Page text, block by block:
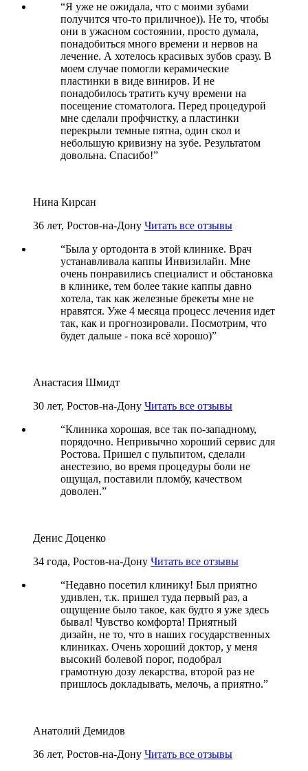
“Я уже не ожидала, что с моими зубами
получится что-то приличное)). Не то, чтобы
они в ужасном состоянии, просто думала,
понадобиться много времени и нервов на
лечение. А хотелось красивых зубов сразу. В
моем случае помогли керамические
пластинки в виде виниров. И не
понадобилось тратить кучу времени на
посещение стоматолога. Перед процедурой
мне сделали профчистку, а пластинки
перекрыли темные пятна, один скол и
небольшую кривизну на зубе. Результатом
довольна. Спасибо!”
Нина Кирсан
36 лет, Ростов-на-Дону Читать все отзывы
“Была у ортодонта в этой клинике. Врач
устанавливала каппы Инвизилайн. Мне
очень понравились специалист и обстановка
в клинике, тем более такие каппы давно
хотела, так как железные брекеты мне не
нравятся. Уже 4 месяца процесс лечения идет
так, как и прогнозировали. Посмотрим, что
будет дальше - пока всё хорошо)”
Анастасия Шмидт
30 лет, Ростов-на-Дону Читать все отзывы
“Клиника хорошая, все так по-западному,
порядочно. Непривычно хороший сервис для
Ростова. Пришел с пульпитом, сделали
анестезию, во время процедуры боли не
ощущал, поставили пломбу, качеством
доволен.”
Денис Доценко
34 года, Ростов-на-Дону Читать все отзывы
“Недавно посетил клинику! Был приятно
удивлен, т.к. пришел туда первый раз, а
ощущение было такое, как будто я уже здесь
бывал! Чувство комфорта! Приятный
дизайн, не то, что в наших государственных
клиниках. Очень хороший доктор, у меня
высокий болевой порог, подобрал
грамотную дозу лекарства, второй раз не
пришлось докладывать, мелочь, а приятно.”
Анатолий Демидов
36 лет, Ростов-на-Дону Читать все отзывы